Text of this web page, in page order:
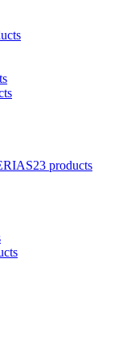
23 products